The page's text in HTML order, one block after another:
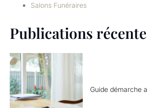
Salons Funéraires
Publications
Guide démarche